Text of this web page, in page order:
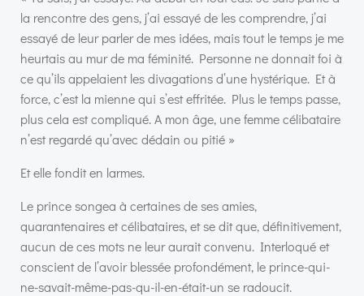
la rencontre des gens, j’ai essayé de les comprendre, j’ai
essayé de leur parler de mes idées, mais tout le temps je me
heurtais au mur de ma féminité. Personne ne donnait foi à
ce qu’ils appelaient les divagations d’une hystérique. Et à
force, c’est la mienne qui s’est effritée. Plus le temps passe,
plus cela est compliqué. A mon âge, une femme célibataire
n’est regardé qu’avec dédain ou pitié »
Et elle fondit en larmes.
Le prince songea à certaines de ses amies,
quarantenaires et célibataires, et se dit que, définitivement,
aucun de ces mots ne leur aurait convenu. Interloqué et
conscient de l’avoir blessée profondément, le prince-qui-
ne-savait-même-pas-qu-il-en-était-un se radoucit.